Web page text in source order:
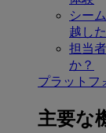
シー
越し
担当
か？
プラットフ
主要な